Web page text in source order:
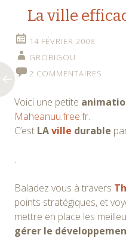
La ville
14 FÉVRIER 2008
GROBIGOU
2 COMMENTAIRES
Voici une petite
Maheanuu.free.fr.
C’est LAville durable
.
Baladez vous à travers
points stratégiques, et
mettre en place les
gérer le